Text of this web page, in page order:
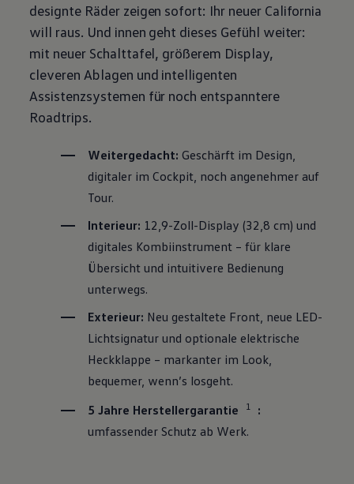
designte Räder zeigen sofort: Ihr neuer California
will raus. Und innen geht dieses Gefühl weiter:
mit neuer Schalttafel, größerem Display,
cleveren Ablagen und intelligenten
Assistenzsystemen für noch entspanntere
Roadtrips.
Weitergedacht: Geschärft im Design,
digitaler im Cockpit, noch angenehmer auf
Tour.
Interieur: 12,9-Zoll-Display (32,8 cm) und
digitales Kombiinstrument – für klare
Übersicht und intuitivere Bedienung
unterwegs.
Exterieur: Neu gestaltete Front, neue LED-
Lichtsignatur und optionale elektrische
Heckklappe – markanter im Look,
bequemer, wenn’s losgeht.
5 Jahre Herstellergarantie
1
:
umfassender Schutz ab Werk.